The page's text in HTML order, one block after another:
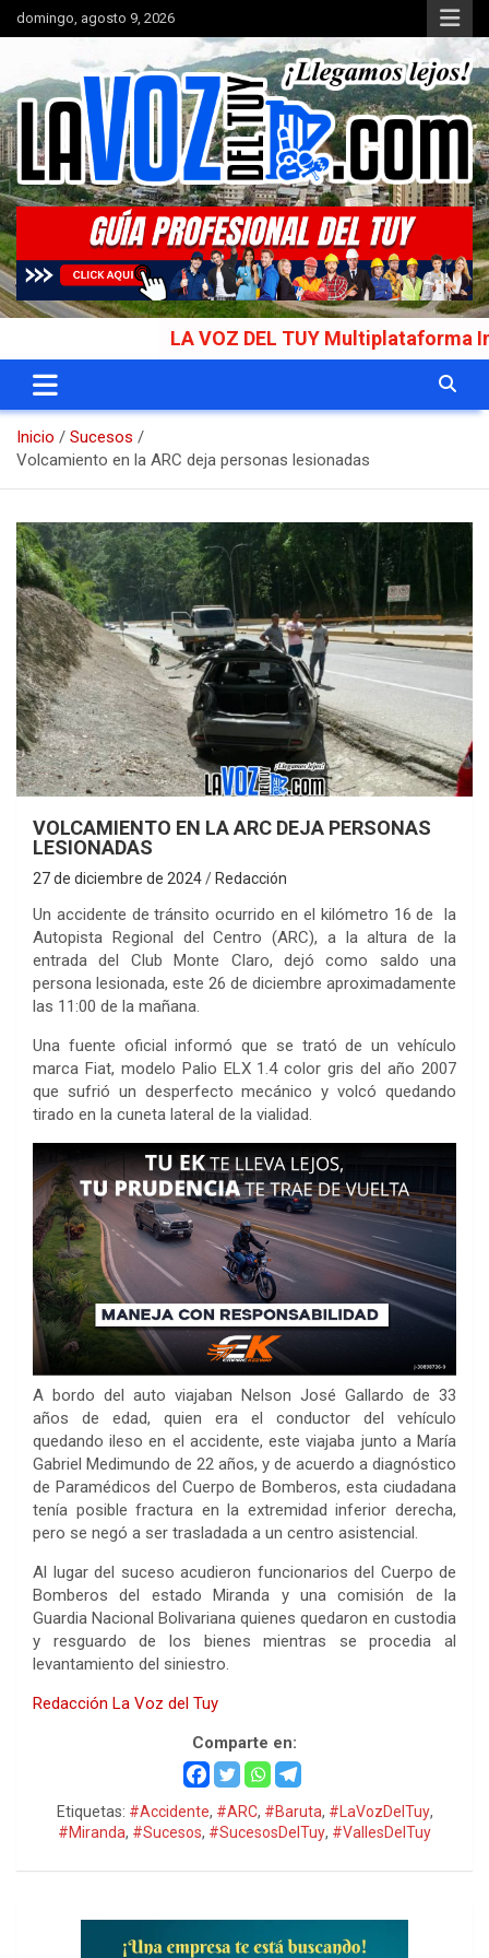
Saltar
al
domingo, agosto 9, 2026
La Voz del Tuy
Portal de noticias
LA VOZ DEL TUY Multiplataforma
Inicio
Sucesos
Volcamiento en la ARC deja personas lesionadas
VOLCAMIENTO EN LA ARC DEJA PERSONAS
LESIONADAS
27 de diciembre de 2024 Redacción
Un accidente de tránsito ocurrido en el kilómetro 16 de la
Autopista Regional del Centro (ARC), a la altura de la
entrada del Club Monte Claro, dejó como saldo una
persona lesionada, este 26 de diciembre aproximadamente
las 11:00 de la mañana.
Una fuente oficial informó que se trató de un vehículo
marca Fiat, modelo Palio ELX 1.4 color gris del año 2007
que sufrió un desperfecto mecánico y volcó quedando
tirado en la cuneta lateral de la vialidad.
A bordo del auto viajaban Nelson José Gallardo de 33
años de edad, quien era el conductor del vehículo
quedando ileso en el accidente, este viajaba junto a María
Gabriel Medimundo de 22 años, y de acuerdo a diagnóstico
de Paramédicos del Cuerpo de Bomberos, esta ciudadana
tenía posible fractura en la extremidad inferior derecha,
pero se negó a ser trasladada a un centro asistencial.
Al lugar del suceso acudieron funcionarios del Cuerpo de
Bomberos del estado Miranda y una comisión de la
Guardia Nacional Bolivariana quienes quedaron en custodia
y resguardo de los bienes mientras se procedia al
levantamiento del siniestro.
Redacción La Voz del Tuy
Comparte en:
Etiquetas: #Accidente, #ARC, #Baruta, #LaVozDelTuy,
#Miranda, #Sucesos, #SucesosDelTuy, #VallesDelTuy